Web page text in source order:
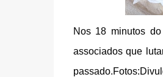
Nos 18 minutos
associados que